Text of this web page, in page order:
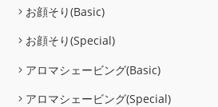
お顔そり(Basic)
お顔そり(Special)
アロマシェービング(Basic)
アロマシェービング(Special)